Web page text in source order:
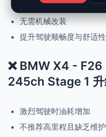
可随时恢复原厂设置
无需机械改装
提升驾驶顺畅度与舒适性
❌ BMW X4 -
245ch Stage 1
激烈驾驶时油耗增加
不推荐高里程且缺乏维